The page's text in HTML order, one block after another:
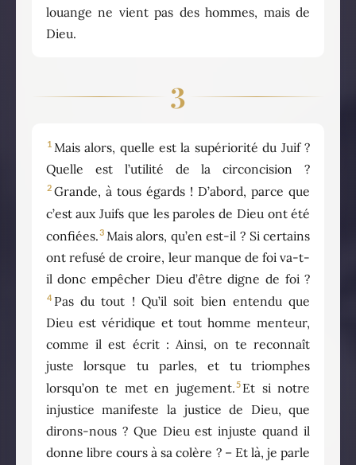
louange ne vient pas des hommes, mais de
Dieu.
3
1 Mais alors, quelle est la supériorité du Juif ?
Quelle est l’utilité de la circoncision ?
2 Grande, à tous égards ! D’abord, parce que
c’est aux Juifs que les paroles de Dieu ont été
confiées. 3 Mais alors, qu’en est-il ? Si certains
ont refusé de croire, leur manque de foi va-t-
il donc empêcher Dieu d’être digne de foi ?
4 Pas du tout ! Qu’il soit bien entendu que
Dieu est véridique et tout homme menteur,
comme il est écrit : Ainsi, on te reconnaît
juste lorsque tu parles, et tu triomphes
lorsqu’on te met en jugement.5 Et si notre
injustice manifeste la justice de Dieu, que
dirons-nous ? Que Dieu est injuste quand il
donne libre cours à sa colère ? – Et là, je parle